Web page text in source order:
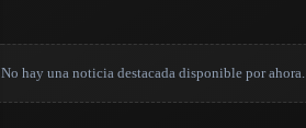
No hay una noticia destacada disponible por ahora.